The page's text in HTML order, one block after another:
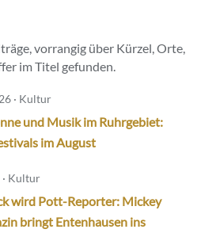
vorrangig über Kürzel, Orte,
im Titel gefunden.
· Kultur
und Musik im Ruhrgebiet:
im August
· Kultur
wird Pott-Reporter: Mickey
bringt Entenhausen ins